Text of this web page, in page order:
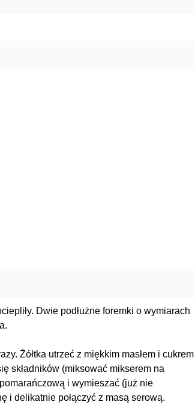
Dwie podłużne foremki o wymiarach
Żółtka utrzeć z miękkim masłem i cukrem
składników (miksować mikserem na
i wymieszać (już nie
i delikatnie połączyć z masą serową.